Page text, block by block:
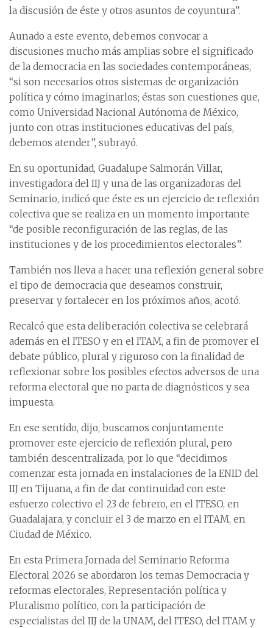
la discusión de éste y otros asuntos de coyuntura”.
Aunado a este evento, debemos convocar a
discusiones mucho más amplias sobre el significado
de la democracia en las sociedades contemporáneas,
“si son necesarios otros sistemas de organización
política y cómo imaginarlos; éstas son cuestiones que,
como Universidad Nacional Autónoma de México,
junto con otras instituciones educativas del país,
debemos atender”, subrayó.
En su oportunidad, Guadalupe Salmorán Villar,
investigadora del IIJ y una de las organizadoras del
Seminario, indicó que éste es un ejercicio de reflexión
colectiva que se realiza en un momento importante
“de posible reconfiguración de las reglas, de las
instituciones y de los procedimientos electorales”.
También nos lleva a hacer una reflexión general sobre
el tipo de democracia que deseamos construir,
preservar y fortalecer en los próximos años, acotó.
Recalcó que esta deliberación colectiva se celebrará
además en el ITESO y en el ITAM, a fin de promover el
debate público, plural y riguroso con la finalidad de
reflexionar sobre los posibles efectos adversos de una
reforma electoral que no parta de diagnósticos y sea
impuesta.
En ese sentido, dijo, buscamos conjuntamente
promover este ejercicio de reflexión plural, pero
también descentralizada, por lo que “decidimos
comenzar esta jornada en instalaciones de la ENID del
IIJ en Tijuana, a fin de dar continuidad con este
esfuerzo colectivo el 23 de febrero, en el ITESO, en
Guadalajara, y concluir el 3 de marzo en el ITAM, en
Ciudad de México.
En esta Primera Jornada del Seminario Reforma
Electoral 2026 se abordaron los temas Democracia y
reformas electorales, Representación política y
Pluralismo político, con la participación de
especialistas del IIJ de la UNAM, del ITESO, del ITAM y